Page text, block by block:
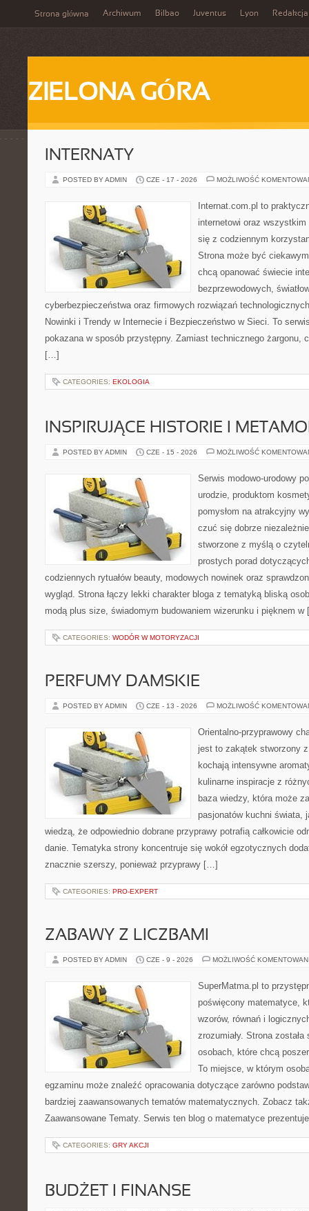
Strona główna Archiwum Bilbao Juventus Lyon Redakcja
ZIELONA GÓRA
INTERNATY
POSTED BY ADMIN CZE - 17 - 2026 MOŻLIWOŚĆ
Internat.com.pl to
internetowi oraz
się z codziennym
Strona może być
chcą opanować świecie
bezprzewodowych,
cyberbezpieczeństwa oraz firmowych rozwiązań
Nowinki i Trendy w Internecie i Bezpieczeństwo w Sieci. To
pokazana w sposób przystępny. Zamiast technicznego żargonu,
[…]
CATEGORIES: EKOLOGIA
INSPIRUJĄCE HISTORIE I
POSTED BY ADMIN CZE - 15 - 2026 MOŻLIWOŚĆ
Serwis modowo-urodowy
urodzie, produktom
pomysłom na atrakcyjny
czuć się dobrze
stworzone z myślą o
prostych porad
codziennych rytuałów beauty, modowych nowinek oraz
wygląd. Strona łączy lekki charakter bloga z tematyką bliską
modą plus size, świadomym budowaniem wizerunku i pięknem
CATEGORIES: WODÓR W MOTORYZACJI
PERFUMY DAMSKIE
POSTED BY ADMIN CZE - 13 - 2026 MOŻLIWOŚĆ
Orientalno-przyprawowy
jest to zakątek stworzony
kochają intensywne
kulinarne inspiracje z
baza wiedzy, która może
pasjonatów kuchni świata,
wiedzą, że odpowiednio dobrane przyprawy potrafią całkowicie
danie. Tematyka strony koncentruje się wokół egzotycznych
znacznie szerszy, ponieważ przyprawy […]
CATEGORIES: PRO-EXPERT
ZABAWY Z LICZBAMI
POSTED BY ADMIN CZE - 9 - 2026 MOŻLIWOŚĆ
SuperMatma.pl to
poświęcony matematyce,
wzorów, równań i
zrozumiały. Strona
osobach, które chcą
To miejsce, w którym
egzaminu może znaleźć opracowania dotyczące zarówno
bardziej zaawansowanych tematów matematycznych. Zobacz
Zaawansowane Tematy. Serwis ten blog o matematyce
CATEGORIES: GRY AKCJI
BUDŻET I FINANSE